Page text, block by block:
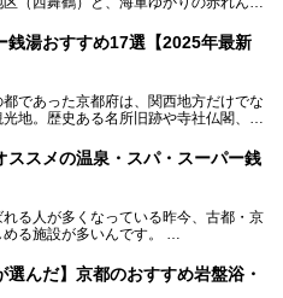
は西地区に今も残る2軒の銭湯「日の
いずれも国の登録有形文化財に指定さ
りながら、今も現役のお風呂屋さんで
く人々を支えてきたこの2軒の銭湯とと
鶴市のPR記事です。
銭湯おすすめ17選【2025年最新
であった京都府は、関西地方だけでな
地。歴史ある名所旧跡や寺社仏閣、そ
で2025年現在おすすめのスーパー銭
満喫できる温泉施設まで、好みのスーパ
ださいね。
ススメの温泉・スパ・スーパー銭
れる人が多くなっている昨今、古都・京
る施設が多いんです。
を探すのもいいですが、さまざまなサウ
ですよね。
選んだ】京都のおすすめ岩盤浴・